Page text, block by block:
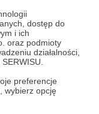
dostęp do
i ich
oraz podmioty
działalności,
preferencje
wybierz opcję